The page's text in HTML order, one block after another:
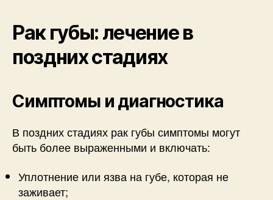
Рак губы: лечение в
поздних стадиях
Симптомы и диагностика
В поздних стадиях рак губы симптомы могут
быть более выраженными и включать:
Уплотнение или язва на губе, которая не
заживает;